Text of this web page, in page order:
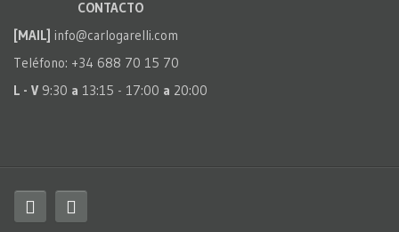
CONTACTO
[MAIL] info@carlogarelli.com
Teléfono: +34 688 70 15 70
L - V 9:30 a 13:15 - 17:00 a 20:00